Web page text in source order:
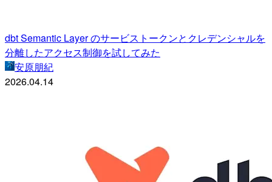
dbt Semantic Layer のサービストークンとクレデンシャルを
分離したアクセス制御を試してみた
安原朋紀
2026.04.14